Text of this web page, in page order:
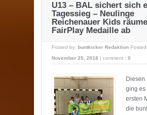
U13 – BAL sichert sich
Tagessieg – Neulinge
Reichenauer Kids
FairPlay Medaille ab
Posted by: buntkicker Redaktion
November 25, 2018 | comment : 0
Diesen
ging es
ersten
die